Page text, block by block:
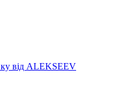
від ALEKSEEV